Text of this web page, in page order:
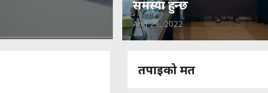
समस्या हुन्छ
Aug 29, 2022
तपाइको मत